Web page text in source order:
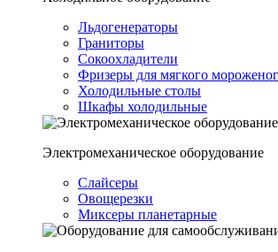
Льдогенераторы
Граниторы
Сокоохладители
Фризеры для мягкого
Холодильные столы
Шкафы холодильные
Электромеханическое оборудование
Слайсеры
Овощерезки
Миксеры планетарные